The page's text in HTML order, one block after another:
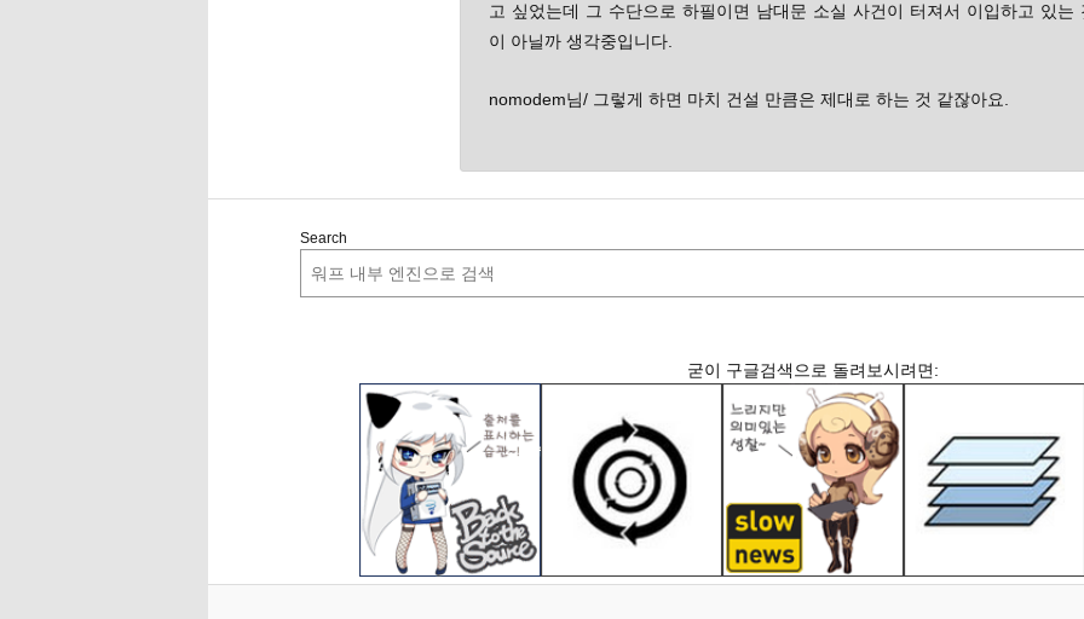
고 싶었는데 그 수단으로 하필이면 남대문 소실 사건이 터져서 이입하고 있는
이 아닐까 생각중입니다.
nomodem님/ 그렇게 하면 마치 건설 만큼은 제대로 하는 것 같잖아요.
Search
굳이 구글검색으로 돌려보시려면: